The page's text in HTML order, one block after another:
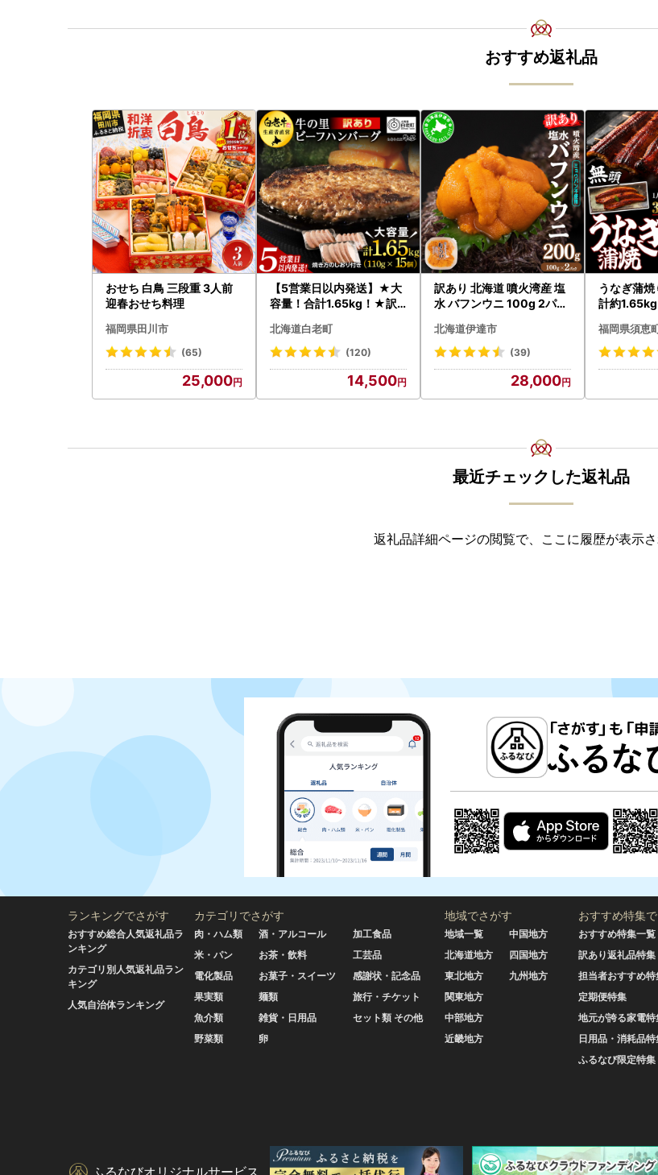
おすすめ返礼品
おせち 白鳥 三段重 3人前
迎春おせち料理
福岡県田川市
(65)
25,000
【5営業日以内発送】★大
容量！合計1.65kg！★訳
ーグ(110ｇ5枚入）×3 AG
058
北海道白老町
(120)
14,500
訳あり 北海道 噴火湾産 塩
水 バフンウニ 100g 2パッ
付き》うに ウニ 雲丹 海鮮
海の幸 魚介類 ウニ丼 お寿
取り寄せ 山村水産 送料無
北海道伊達市
(39)
28,000
うなぎ蒲
計約1.65kg
福岡県須恵
最近チェックした返礼品
返礼品詳細ページの閲覧で、ここに履歴が表示さ
ランキングでさがす
おすすめ総合人気返礼品ラ
ンキング
カテゴリ別人気返礼品ラン
キング
人気自治体ランキング
カテゴリでさがす
肉・ハム類
米・パン
電化製品
果実類
魚介類
野菜類
酒・アルコール
お茶・飲料
お菓子・スイーツ
麺類
雑貨・日用品
卵
加工食品
工芸品
感謝状・記念品
旅行・チケット
セット類 その他
地域でさがす
地域一覧
北海道地方
東北地方
関東地方
中部地方
近畿地方
中国地方
四国地方
九州地方
おすすめ特集
おすすめ特集一覧
訳あり返礼品特集
担当者おすすめ特
定期便特集
地元が誇る家電特
日用品・消耗品特
ふるなび限定特集